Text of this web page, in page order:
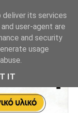
its services
user-agent are
and security
usage
IT